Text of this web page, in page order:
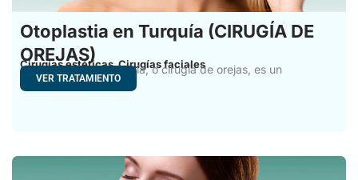
Otoplastia en Turquía (CIRUGÍA DE
OREJAS)
Cirugías estéticas,Cirugías faciales
La otoplastia en Turquía, o cirugía de orejas, es un
VER TRATAMIENTO